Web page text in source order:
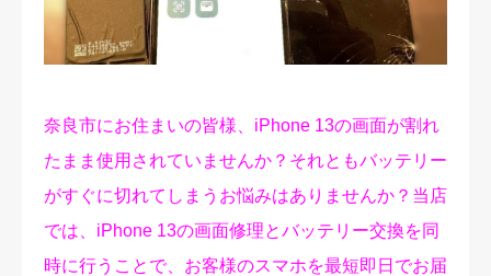
奈良市にお住まいの皆様、iPhone 13の画面が割れ
たまま使用されていませんか？それともバッテリー
がすぐに切れてしまうお悩みはありませんか？当店
では、iPhone 13の画面修理とバッテリー交換を同
時に行うことで、お客様のスマホを最短即日でお届
修理実績
ご予約・お問合せ
プライバシーポリシー